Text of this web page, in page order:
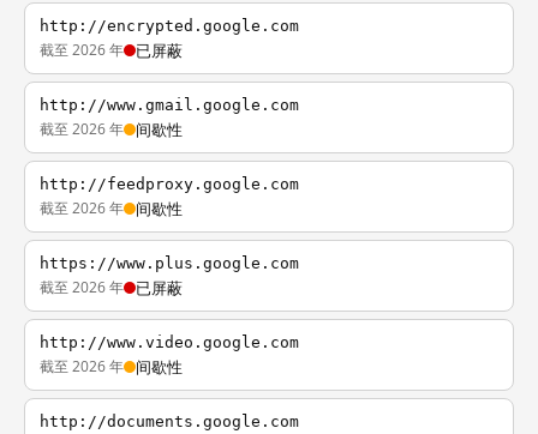
http://encrypted.google.com
截至 2026 年 已屏蔽
http://www.gmail.google.com
截至 2026 年 间歇性
http://feedproxy.google.com
截至 2026 年 间歇性
https://www.plus.google.com
截至 2026 年 已屏蔽
http://www.video.google.com
截至 2026 年 间歇性
http://documents.google.com